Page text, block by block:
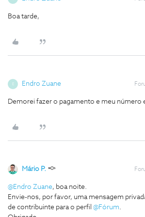
Boa tarde,
E Endro Zuane
Demorei fazer o pagamento e meu número
Mário P.
@Endro Zuane, boa noite.
Envie-nos, por favor, uma mensagem
de contribuinte para o perfil ​ @Fórum.